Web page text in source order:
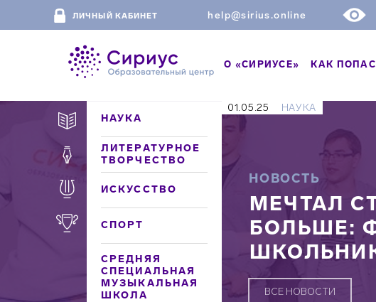
ЛИЧНЫЙ КАБИНЕТ help@sirius.online
О «СИРИУСЕ» КАК
НАУКА
ЛИТЕРАТУРНОЕ
ТВОРЧЕСТВО
ИСКУССТВО
СПОРТ
СРЕДНЯЯ
СПЕЦИАЛЬНАЯ
МУЗЫКАЛЬНАЯ
ШКОЛА
01.05.25 НАУКА
НОВОСТЬ
МЕЧТАЛ
БОЛЬШЕ:
ВСЕ НОВОСТИ